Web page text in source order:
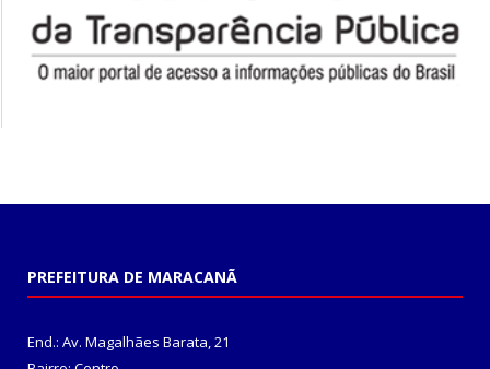
PREFEITURA DE MARACANÃ
End.: Av. Magalhães Barata, 21